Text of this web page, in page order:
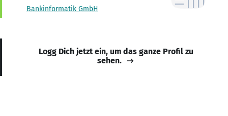
Bankinformatik GmbH
Logg Dich jetzt ein, um das ganze Profil zu
sehen.